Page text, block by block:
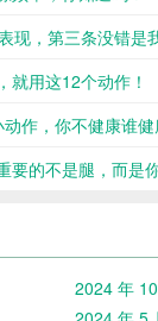
现，第三条没错是
就用这12个动作！
作，你不健康谁健
要的不是腿，而是
2024 年